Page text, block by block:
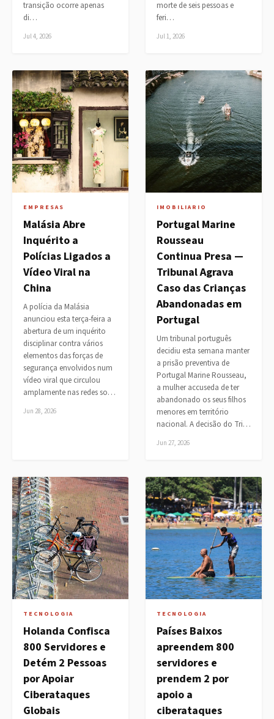
transição ocorre apenas
di…
Jul 4, 2026
morte de seis pessoas e
feri…
Jul 1, 2026
EMPRESAS
Malásia Abre
Inquérito a
Polícias Ligados a
Vídeo Viral na
China
A polícia da Malásia
anunciou esta terça-feira a
abertura de um inquérito
disciplinar contra vários
elementos das forças de
segurança envolvidos num
vídeo viral que circulou
amplamente nas redes so…
Jun 28, 2026
IMOBILIARIO
Portugal Marine
Rousseau
Continua Presa —
Tribunal Agrava
Caso das Crianças
Abandonadas em
Portugal
Um tribunal português
decidiu esta semana manter
a prisão preventiva de
Portugal Marine Rousseau,
a mulher accuseda de ter
abandonado os seus filhos
menores em território
nacional. A decisão do Tri…
Jun 27, 2026
TECNOLOGIA
Holanda Confisca
800 Servidores e
Detém 2 Pessoas
por Apoiar
Ciberataques
Globais
TECNOLOGIA
Países Baixos
apreendem 800
servidores e
prendem 2 por
apoio a
ciberataques